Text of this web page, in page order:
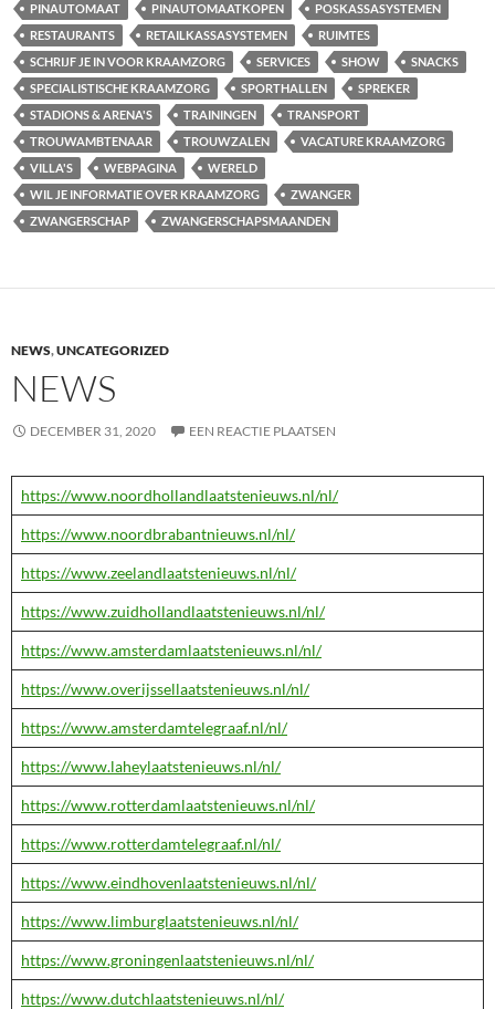
PINAUTOMAAT
PINAUTOMAATKOPEN
POSKASSASYSTEMEN
RESTAURANTS
RETAILKASSASYSTEMEN
RUIMTES
SCHRIJF JE IN VOOR KRAAMZORG
SERVICES SHOW
SNACKS
SPECIALISTISCHE KRAAMZORG
SPORTHALLEN
SPREKER
STADIONS & ARENA'S
TRAININGEN
TRANSPORT
TROUWAMBTENAAR
TROUWZALEN
VACATURE KRAAMZORG
VILLA'S
WEBPAGINA
WERELD
WIL JE INFORMATIE OVER KRAAMZORG
ZWANGER
ZWANGERSCHAP
ZWANGERSCHAPSMAANDEN
NEWS,UNCATEGORIZED
NEWS
DECEMBER 31, 2020 EEN REACTIE PLAATSEN
https://www.noordhollandlaatstenieuws.nl/nl/
https://www.noordbrabantnieuws.nl/nl/
https://www.zeelandlaatstenieuws.nl/nl/
https://www.zuidhollandlaatstenieuws.nl/nl/
https://www.amsterdamlaatstenieuws.nl/nl/
https://www.overijssellaatstenieuws.nl/nl/
https://www.amsterdamtelegraaf.nl/nl/
https://www.laheylaatstenieuws.nl/nl/
https://www.rotterdamlaatstenieuws.nl/nl/
https://www.rotterdamtelegraaf.nl/nl/
https://www.eindhovenlaatstenieuws.nl/nl/
https://www.limburglaatstenieuws.nl/nl/
https://www.groningenlaatstenieuws.nl/nl/
https://www.dutchlaatstenieuws.nl/nl/